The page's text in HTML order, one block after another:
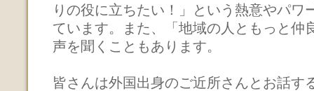
りの役に立ちたい！」という熱意やパワ
ています。また、「地域の人ともっと仲
声を聞くこともあります。
皆さんは外国出身のご近所さんとお話す